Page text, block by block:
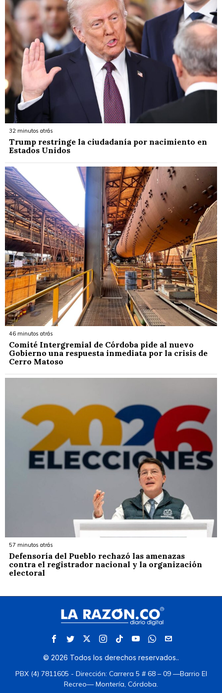
32 minutos atrás
Trump restringe la ciudadanía por nacimiento en
Estados Unidos
46 minutos atrás
Comité Intergremial de Córdoba pide al nuevo
Gobierno una respuesta inmediata por la crisis de
Cerro Matoso
57 minutos atrás
Defensoría del Pueblo rechazó las amenazas
contra el registrador nacional y la organización
electoral
© 2026 Todos los derechos reservados..
PBX (4) 7811605 - Dirección: Carrera 5 # 68 – 09 —Barrio El
Recreo— Montería, Córdoba.